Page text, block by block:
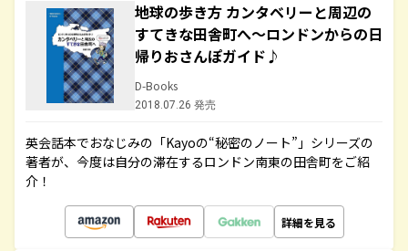
地球の歩き方 カンタベリーと周辺の
すてきな田舎町へ～ロンドンからの日
帰りおさんぽガイド♪
D-Books
2018.07.26 発売
英会話本でおなじみの「Kayoの“秘密のノート”」シリーズの
著者が、今度は自分の滞在するロンドン南東の田舎町をご紹
介！
詳細を見る